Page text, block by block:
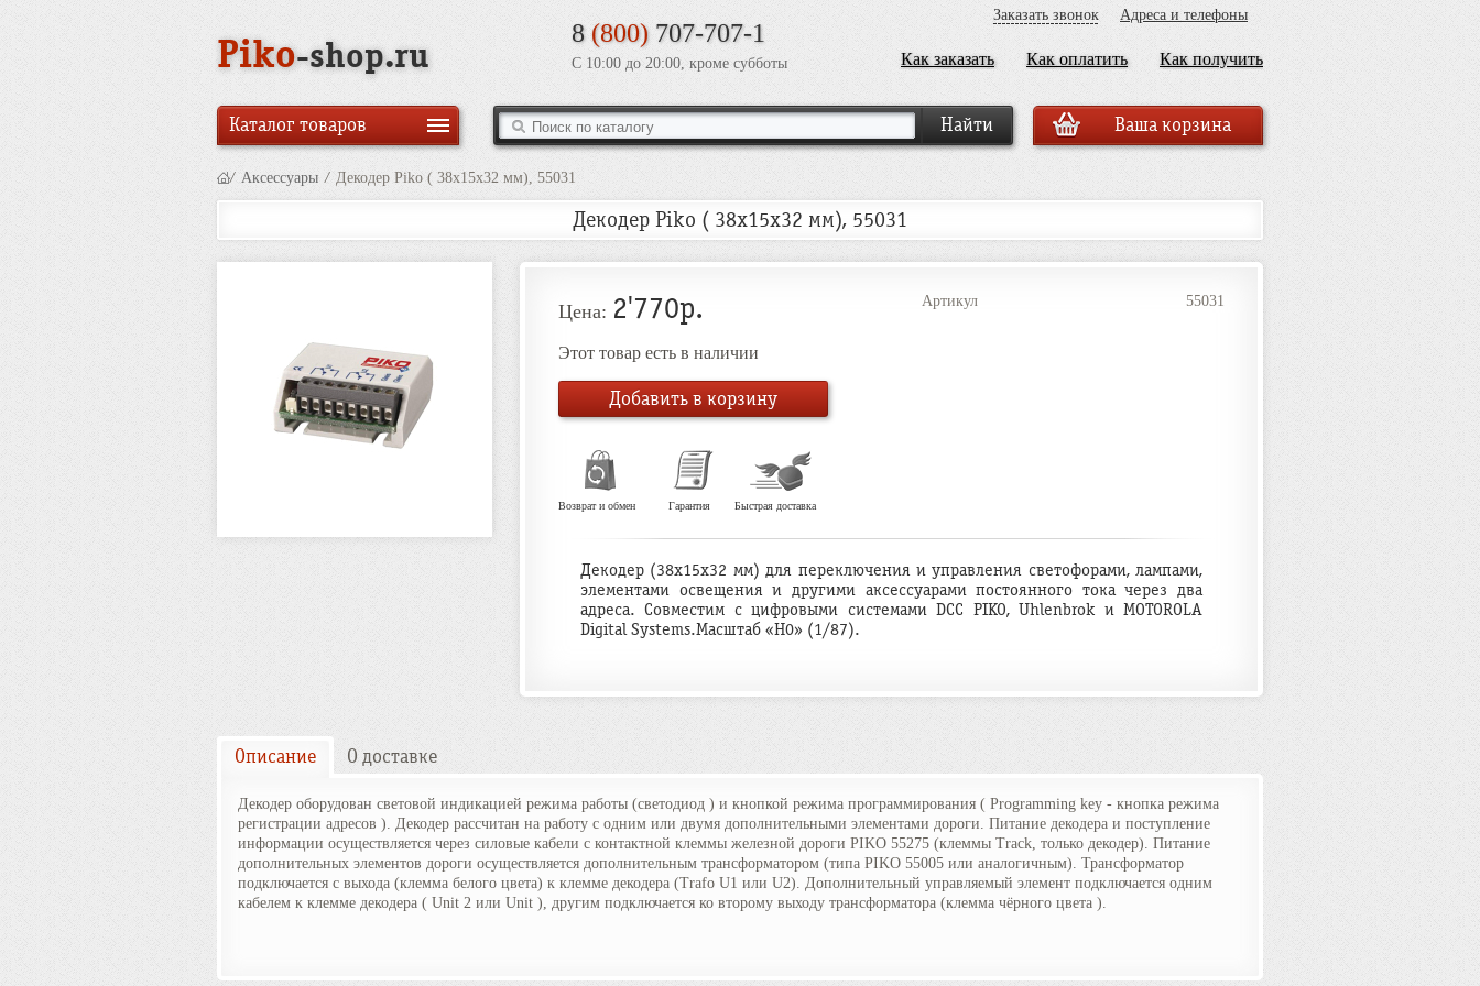
Piko-shop.ru
8 (800)707-707-1
С 10:00 до 20:00, кроме субботы
Адреса и телефоны
Заказать звонок
Как получить
Как оплатить
Как заказать
Каталог товаров Ваша корзина
/ Аксессуары / Декодер Piko ( 38x15x32 мм), 55031
Декодер Piko ( 38x15x32 мм), 55031
Артикул 55031
Цена: 2'770р.
Этот товар есть в наличии
Добавить в корзину
Возврат и обмен Гарантия Быстрая доставка
Декодер (38x15x32 мм) для переключения и управления светофорами, лампами,
элементами освещения и другими аксессуарами постоянного тока через два
адреса. Совместим с цифровыми системами DCC PIKO, Uhlenbrok и MOTOROLA
Digital Systems.Масштаб «H0» (1/87).
Описание О доставке
Декодер оборудован световой индикацией режима работы (светодиод ) и кнопкой режима программирования ( Programming key - кнопка режима
регистрации адресов ). Декодер рассчитан на работу с одним или двумя дополнительными элементами дороги. Питание декодера и поступление
информации осуществляется через силовые кабели с контактной клеммы железной дороги PIKO 55275 (клеммы Track, только декодер). Питание
дополнительных элементов дороги осуществляется дополнительным трансформатором (типа PIKO 55005 или аналогичным). Трансформатор
подключается с выхода (клемма белого цвета) к клемме декодера (Trafo U1 или U2). Дополнительный управляемый элемент подключается одним
кабелем к клемме декодера ( Unit 2 или Unit ), другим подключается ко второму выходу трансформатора (клемма чёрного цвета ).